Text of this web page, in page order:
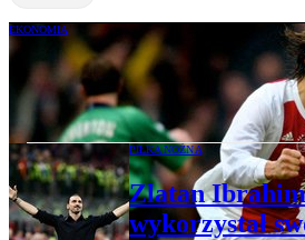
EKONOMIA
Zlatan Ibrahimović w
PIŁKA NOŻNA
Zlatan
wykorzystał